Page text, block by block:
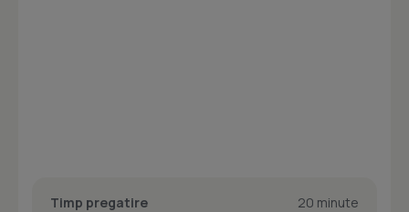
Timp pregatire
20 minute